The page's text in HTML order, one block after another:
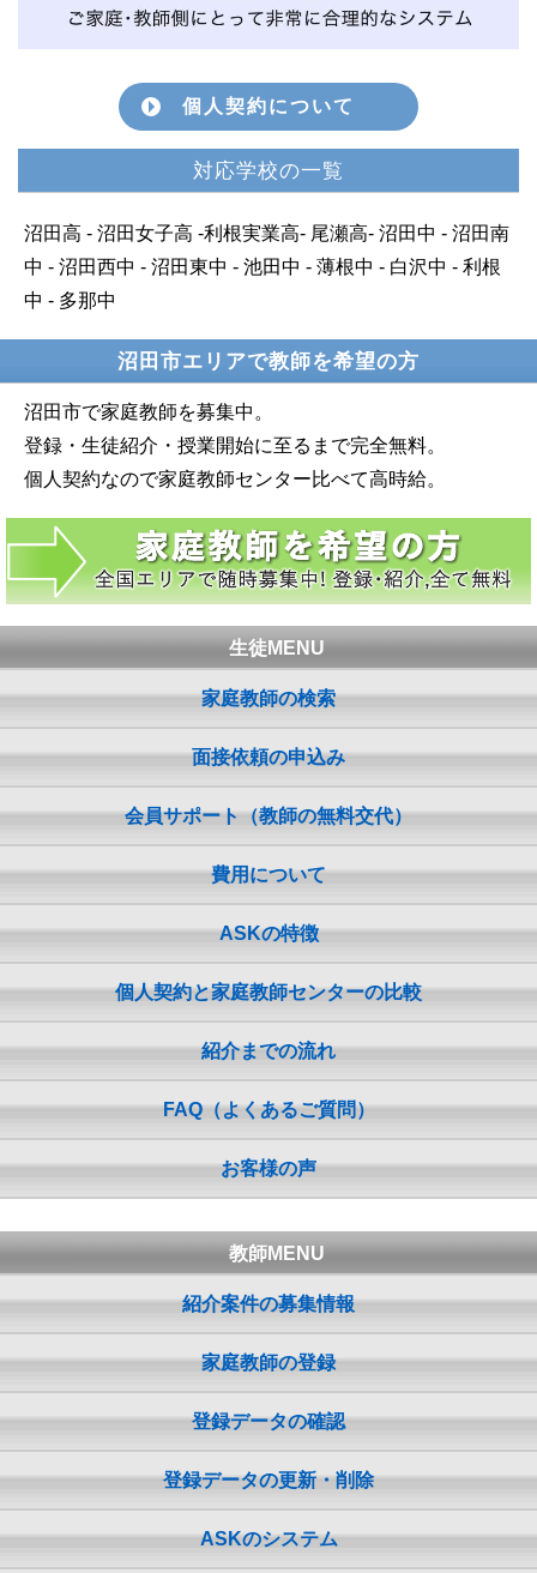
個人契約について
対応学校の一覧
沼田高 - 沼田女子高 -利根実業高- 尾瀬高- 沼田中 - 沼田南
中 - 沼田西中 - 沼田東中 - 池田中 - 薄根中 - 白沢中 - 利根
中 - 多那中
沼田市エリアで教師を希望の方
沼田市で家庭教師を募集中。
登録・生徒紹介・授業開始に至るまで完全無料。
個人契約なので家庭教師センター比べて高時給。
生徒MENU
家庭教師の検索
面接依頼の申込み
会員サポート（教師の無料交代）
費用について
ASKの特徴
個人契約と家庭教師センターの比較
紹介までの流れ
FAQ（よくあるご質問）
お客様の声
教師MENU
紹介案件の募集情報
家庭教師の登録
登録データの確認
登録データの更新・削除
ASKのシステム